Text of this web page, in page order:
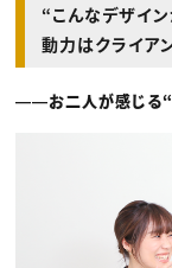
“こんなデザイ
動力はクライア
――お二人が感じる“